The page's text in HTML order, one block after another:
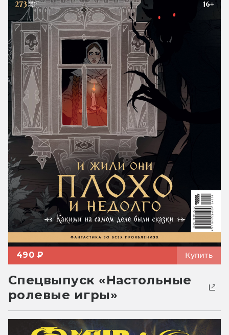
490 ₽ Купить
Спецвыпуск «Настольные
ролевые игры»